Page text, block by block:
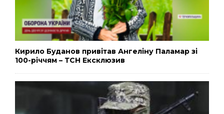
Кирило Буданов привітав Ангеліну Паламар зі
100-річчям – ТСН Ексклюзив